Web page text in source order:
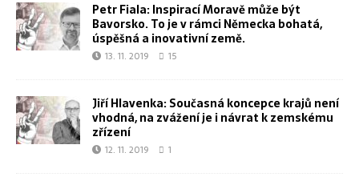
Petr Fiala: Inspirací Moravě může být
Bavorsko. To je v rámci Německa bohatá,
úspěšná a inovativní země.
13. 11. 2019 15
Jiří Hlavenka: Současná koncepce krajů není
vhodná, na zvážení je i návrat k zemskému
zřízení
12. 11. 2019 1